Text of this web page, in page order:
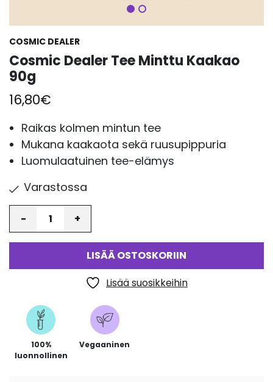
COSMIC DEALER
Cosmic Dealer Tee Minttu Kaakao
90g
16,80€
Raikas kolmen mintun tee
Mukana kaakaota sekä ruusupippuria
Luomulaatuinen tee-elämys
Varastossa
LISÄÄ OSTOSKORIIN
Lisää suosikkeihin
100%
luonnollinen
Vegaaninen